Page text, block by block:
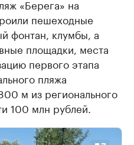
на РБК
личные
Крупнейшие
продавцы
Ознакомьтесь с
«Берега» на
пешеходные
фонтан, клумбы, а
площадки, места
первого этапа
пляжа
м из регионального
100 млн рублей.